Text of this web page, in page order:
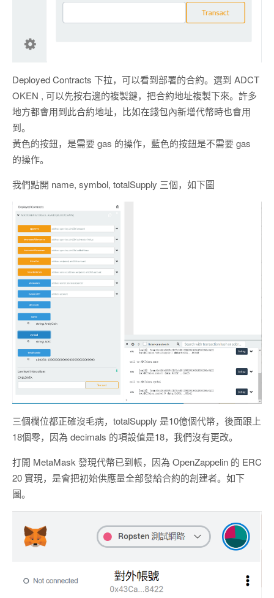
Deployed Contracts 下拉，可以看到部署的合約。選到 ADCT
OKEN , 可以先按右邊的複製鍵，把合約地址複製下來。許多
地方都會用到此合約地址，比如在錢包內新增代幣時也會用
到。
黃色的按鈕，是需要 gas 的操作，藍色的按鈕是不需要 gas
的操作。
我們點開 name, symbol, totalSupply 三個，如下圖
三個欄位都正確沒毛病，totalSupply 是10億個代幣，後面跟上
18個零，因為 decimals 的項設值是18，我們沒有更改。
打開 MetaMask 發現代幣已到帳，因為 OpenZappelin 的 ERC
20 實現，是會把初始供應量全部發給合約的創建者。如下
圖。